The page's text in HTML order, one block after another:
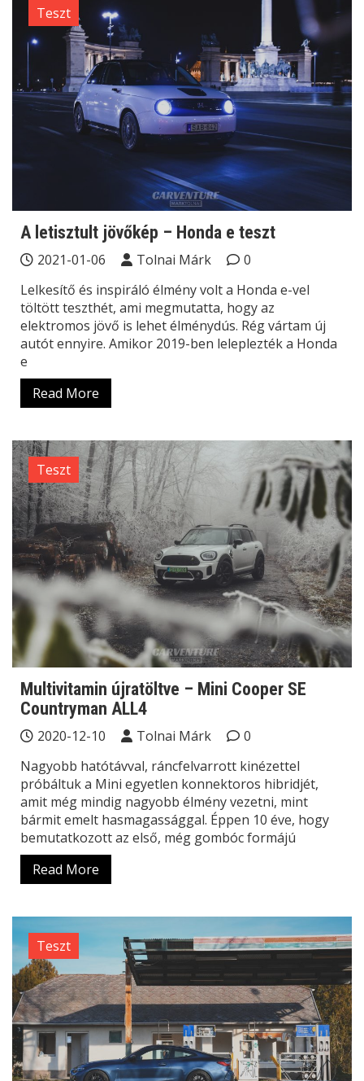
Teszt
A letisztult jövőkép – Honda e teszt
2021-01-06 Tolnai Márk
0
Lelkesítő és inspiráló élmény volt a Honda e-vel
töltött teszthét, ami megmutatta, hogy az
elektromos jövő is lehet élménydús. Rég vártam új
autót ennyire. Amikor 2019-ben leleplezték a Honda
e
Read More
Teszt
Multivitamin újratöltve – Mini Cooper SE
Countryman ALL4
2020-12-10 Tolnai Márk
0
Nagyobb hatótávval, ráncfelvarrott kinézettel
próbáltuk a Mini egyetlen konnektoros hibridjét,
amit még mindig nagyobb élmény vezetni, mint
bármit emelt hasmagassággal. Éppen 10 éve, hogy
bemutatkozott az első, még gombóc formájú
Read More
Teszt